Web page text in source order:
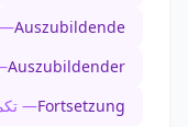
Auszubildende
—
Auszubildender
Fortsetzung
—